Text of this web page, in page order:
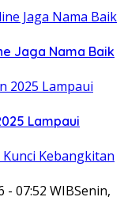
Jaga Nama Baik
Lampaui
- 07:52 WIBSenin,